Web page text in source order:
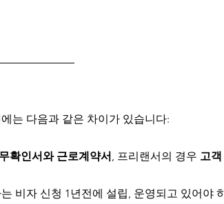
는 다음과 같은 차이가 있습니다:
확인서와 근로계약서, 프리랜서의 경우 고객
비자 신청 1년전에 설립, 운영되고 있어야